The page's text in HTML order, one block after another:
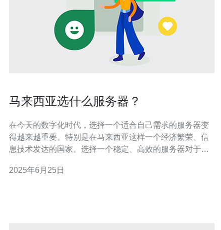
马来西亚选什么服务器？
在今天的数字化时代，选择一个适合自己需求的服务器变
得越来越重要。特别是在马来西亚这样一个经济繁荣、信
息技术发达的国家。选择一个稳定、高效的服务器对于保
择中，究竟该选择哪种服务器呢？接下来我们将一一探
2025年6月25日